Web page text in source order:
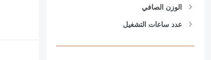
الوزن الصافي
عدد ساعات التشغيل